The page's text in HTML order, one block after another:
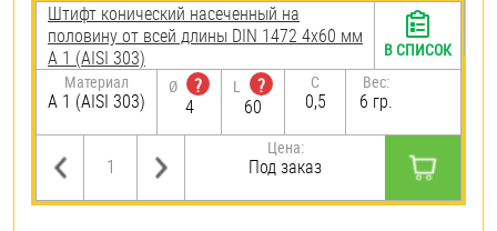
Штифт конический насеченный на
половину от всей длины DIN 1472 4х60 мм
А 1 (AISI 303)
Материал
А 1 (AISI 303)
Ø
?
4
L
?
60
C
0,5
Вес:
6 гр.
Цена:
Под заказ
В СПИСОК